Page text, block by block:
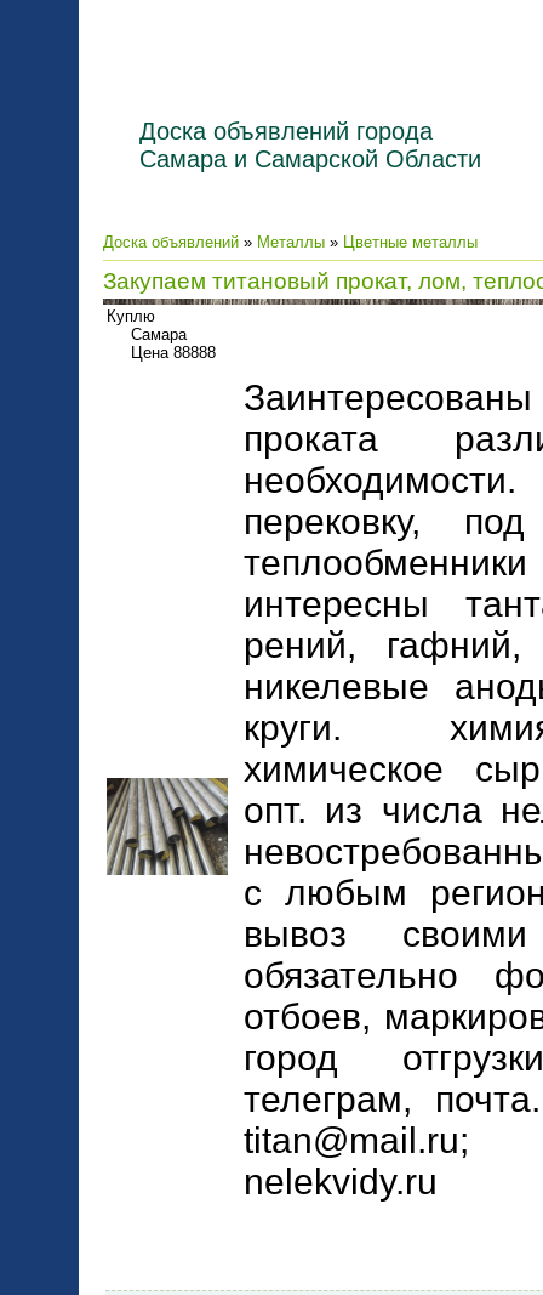
Доска объявлений города
Самара и Самарской Области
Доска объявлений » Металлы » Цветные металлы
Закупаем титановый прокат, лом,
Куплю
Самара
Цена 88888
проката
перековку,
интересны
рений,
никелевые
круги.
химическое
опт. из числа
с любым
вывоз
обязательно
отбоев,
город
телеграм,
nelekvidy.ru